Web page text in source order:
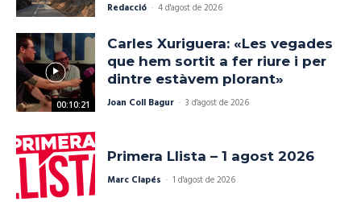
Redacció - 4 d'agost de 2026
00:10:21
Carles Xuriguera: «Les vegades
que hem sortit a fer riure i per
dintre estàvem plorant»
Joan Coll Bagur - 3 d'agost de 2026
Primera Llista – 1 agost 2026
Marc Clapés - 1 d'agost de 2026